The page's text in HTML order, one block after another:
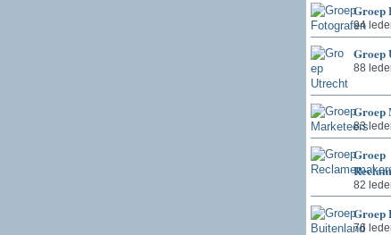
Groep
94
Groep
88
Groep
83
Groep
82
Groep
76